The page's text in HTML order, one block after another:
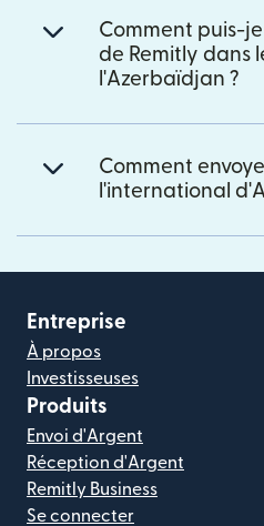
Comment puis-
de Remitly dans
l'Azerbaïdjan ?
Comment
l'international
Entreprise
À propos
Investisseuses
Produits
Envoi d'Argent
Réception d'Argent
Remitly Business
Se connecter